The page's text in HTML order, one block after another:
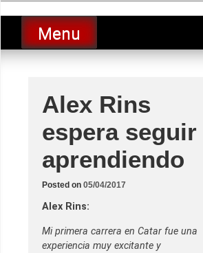
to
contentLucio
luciolopezgp
Menu
Alex Rins
espera seguir
aprendiendo
Posted on 05/04/2017
Alex Rins:
Mi primera carrera en Catar fue una
experiencia muy excitante y